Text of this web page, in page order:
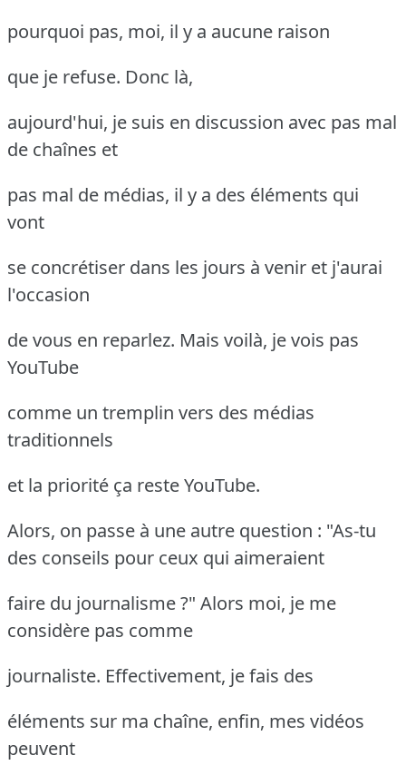
pourquoi pas, moi, il y a aucune raison
que je refuse. Donc là,
aujourd'hui, je suis en discussion avec pas mal
de chaînes et
pas mal de médias, il y a des éléments qui
vont
se concrétiser dans les jours à venir et j'aurai
l'occasion
de vous en reparlez. Mais voilà, je vois pas
YouTube
comme un tremplin vers des médias
traditionnels
et la priorité ça reste YouTube.
Alors, on passe à une autre question : "As-tu
des conseils pour ceux qui aimeraient
faire du journalisme ?" Alors moi, je me
considère pas comme
journaliste. Effectivement, je fais des
éléments sur ma chaîne, enfin, mes vidéos
peuvent